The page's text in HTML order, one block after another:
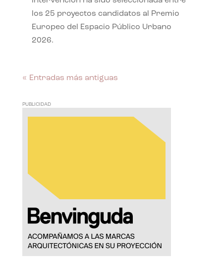
los 25 proyectos candidatos al Premio
Europeo del Espacio Público Urbano
2026.
« Entradas más antiguas
PUBLICIDAD